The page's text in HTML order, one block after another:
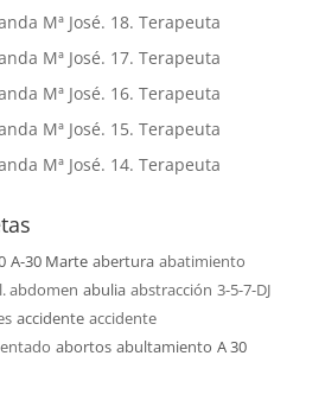
Mª José. 18. Terapeuta
Mª José. 17. Terapeuta
Mª José. 16. Terapeuta
Mª José. 15. Terapeuta
Mª José. 14. Terapeuta
A-30 Marte abertura abatimiento
abdomen abulia abstracción 3-5-7-DJ
accidente accidente
abortos abultamiento A 30